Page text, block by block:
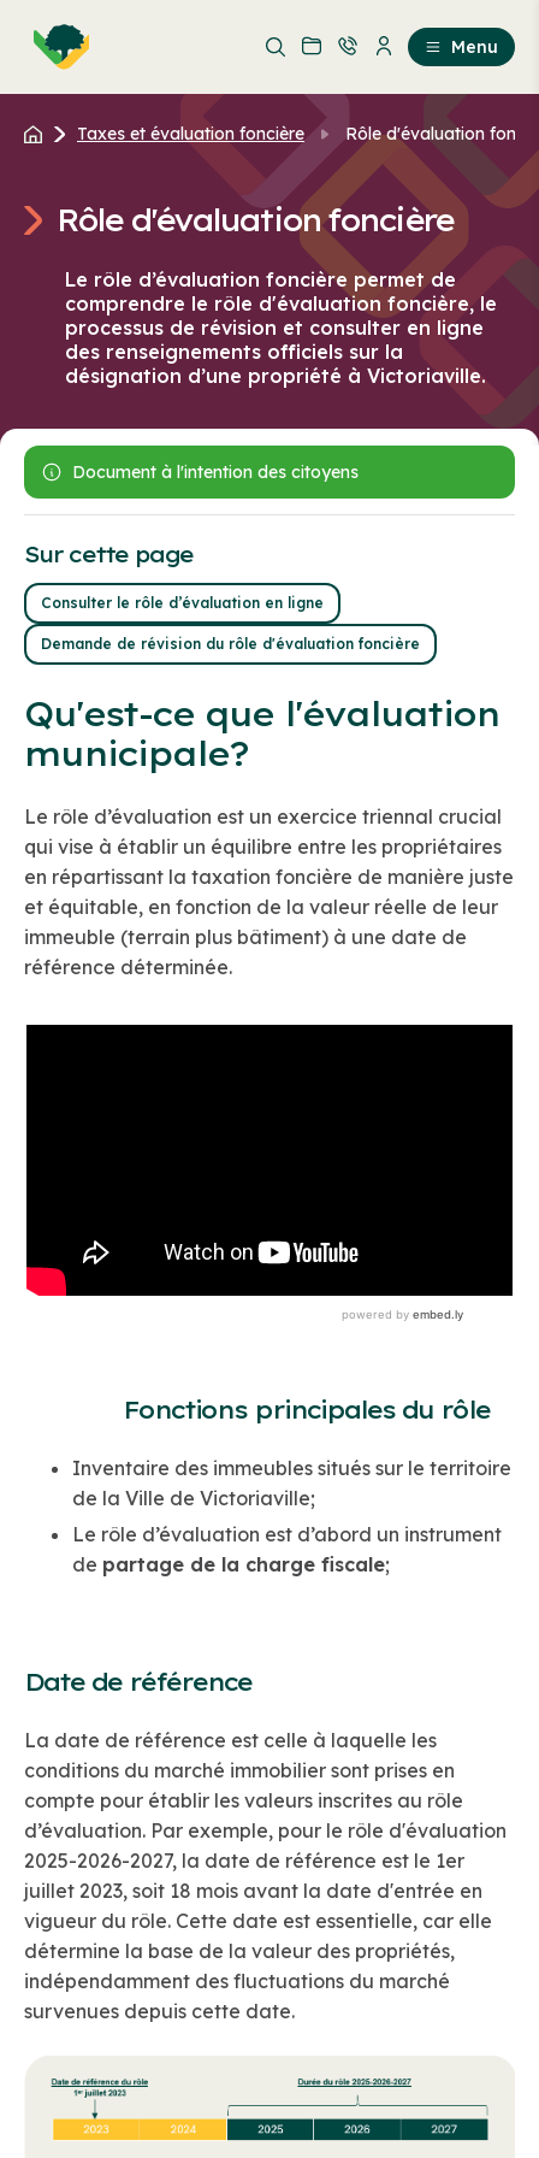
contenu
au
contenu
Menu
Taxes et évaluation foncière Rôle d'évaluation
Rôle d'évaluation foncière
Le rôle d’évaluation foncière permet de
comprendre le rôle d'évaluation foncière, le
processus de révision et consulter en ligne
des renseignements officiels sur la
désignation d’une propriété à Victoriaville.
Document à l'intention des citoyens
Sur cette page
Consulter le rôle d’évaluation en ligne
Demande de révision du rôle d'évaluation foncière
Qu'est-ce que l'évaluation
municipale?
Le rôle d’évaluation est un exercice triennal crucial
qui vise à établir un équilibre entre les propriétaires
en répartissant la taxation foncière de manière juste
et équitable, en fonction de la valeur réelle de leur
immeuble (terrain plus bâtiment) à une date de
référence déterminée.
Fonctions principales du rôle
Inventaire des immeubles situés sur le territoire
de la Ville de Victoriaville;
Le rôle d’évaluation est d’abord un instrument
de partage de la charge fiscale;
Date de référence
La date de référence est celle à laquelle les
conditions du marché immobilier sont prises en
compte pour établir les valeurs inscrites au rôle
d’évaluation. Par exemple, pour le rôle d'évaluation
2025-2026-2027, la date de référence est le 1er
juillet 2023, soit 18 mois avant la date d'entrée en
vigueur du rôle. Cette date est essentielle, car elle
détermine la base de la valeur des propriétés,
indépendamment des fluctuations du marché
survenues depuis cette date.